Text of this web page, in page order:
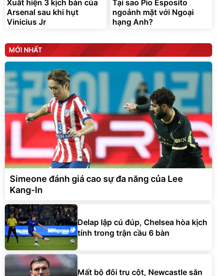
Xuất hiện 3 kịch bản của
Arsenal sau khi hụt
Vinicius Jr
Tại sao Pio Esposito
ngoảnh mặt với Ngoại
hạng Anh?
MỚI NHẤT
Simeone đánh giá cao sự đa năng của Lee
Kang-In
Delap lập cú đúp, Chelsea hòa kịch
tính trong trận cầu 6 bàn
Mất bộ đôi trụ cột, Newcastle săn